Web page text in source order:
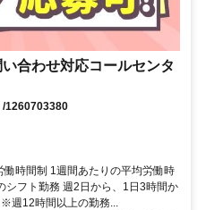
合わせ対応コールセンタ
/1260703380
時間制 1週間あたりの平均労働時
シフト勤務 週2日から、1日3時間か
※週12時間以上の勤務...